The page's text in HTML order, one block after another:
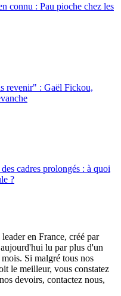
connu : Pau pioche chez les
revenir" : Gaël Fickou,
cadres prolongés : à quoi
?
en France, créé par
lu par plus d'un
Si malgré tous nos
le meilleur, vous constatez
devoirs, contactez nous,